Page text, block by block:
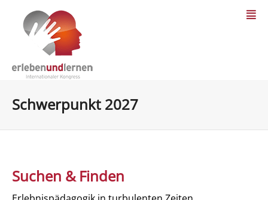
Schwerpunkt 2027
Suchen & Finden